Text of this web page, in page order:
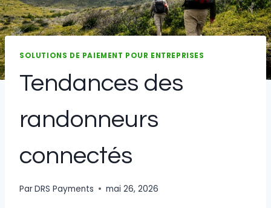
SOLUTIONS DE PAIEMENT POUR ENTREPRISES
Tendances des
randonneurs
connectés
ParDRS Payments mai 26, 2026